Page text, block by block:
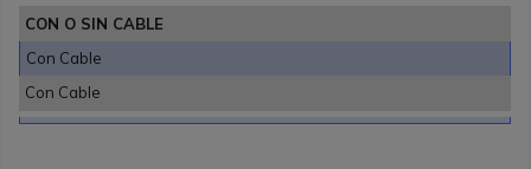
CON O SIN CABLE
Con Cable
Con Cable